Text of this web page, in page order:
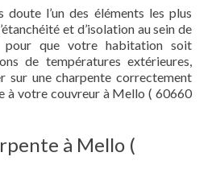
doute l’un des éléments les plus
et d’isolation au sein de
que votre habitation soit
de températures extérieures,
sur une charpente correctement
à votre couvreur à Mello ( 60660
à Mello (